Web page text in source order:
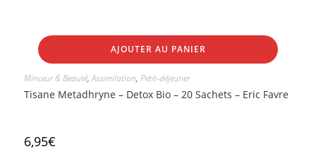
AJOUTER AU PANIER
Minceur & Beauté,Assimilation, Petit-déjeuner
Tisane Metadhryne – Detox Bio – 20 Sachets – Eric Favre
6,95€